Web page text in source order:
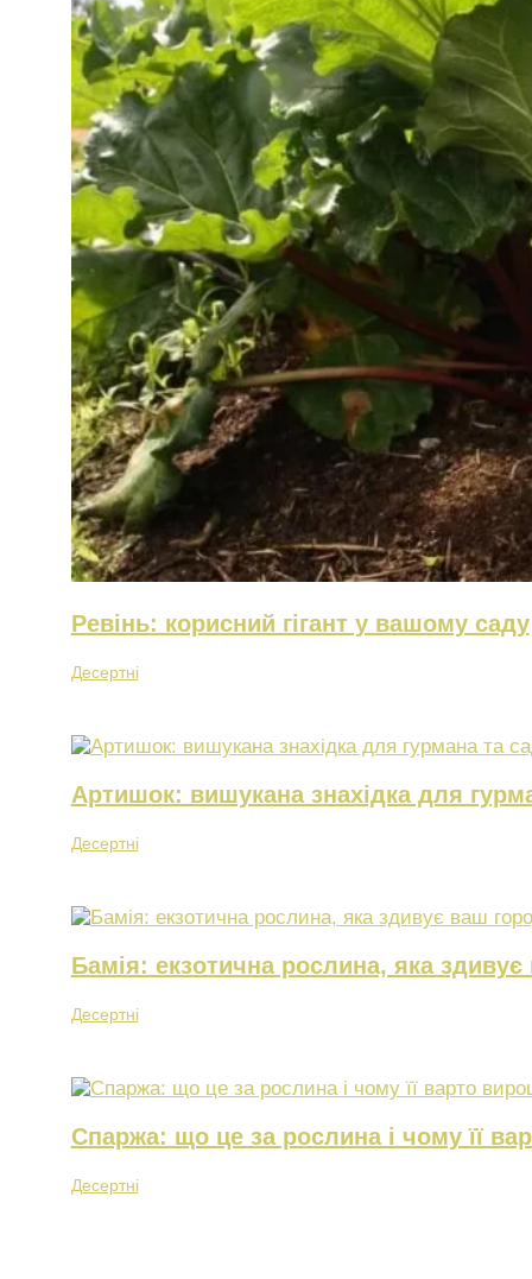
Ревінь: корисний гігант у вашому саду
Десертні
Артишок: вишукана знахідка для
Десертні
Бамія: екзотична рослина, яка
Десертні
Спаржа: що це за рослина і чому її
Десертні